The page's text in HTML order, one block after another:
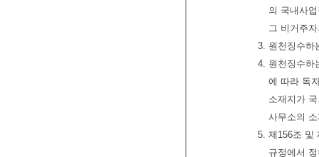
의 국내사
그 비거주
3. 원천징수하
4. 원천징수하
에 따라 독
소재지가
사무소의
5. 제156조 및
규정에서